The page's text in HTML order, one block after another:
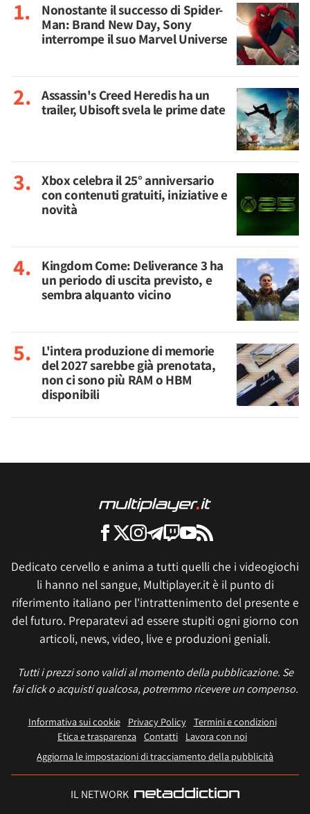
Nonostante il successo di Spider-
Man: Brand New Day, Sony
interrompe il suo Marvel Universe
Assassin's Creed Heredis ha un
trailer, Ubisoft svela le prime date
Xbox celebra il 25° anniversario
con contenuti gratuiti, iniziative e
novità
Kingdom Come: Deliverance 3 ha
un periodo di uscita previsto, e
sembra alquanto vicino
L'intera produzione di memorie
del 2027 sarebbe già prenotata,
non ci sono più RAM o HBM
disponibili
Dedicato cervello e anima a tutti quelli che i videogiochi
li hanno nel sangue, Multiplayer.it è il punto di
riferimento italiano per l'intrattenimento del presente e
del futuro. Preparatevi ad essere stupiti ogni giorno con
articoli, news, video, live e produzioni geniali.
Tutti i prezzi sono validi al momento della pubblicazione. Se
fai click o acquisti qualcosa, potremmo ricevere un compenso.
Informativa sui cookie Privacy Policy
Termini e condizioni
Etica e trasparenza Contatti
Lavora con noi
Aggiorna le impostazioni di tracciamento della pubblicità
IL NETWORK